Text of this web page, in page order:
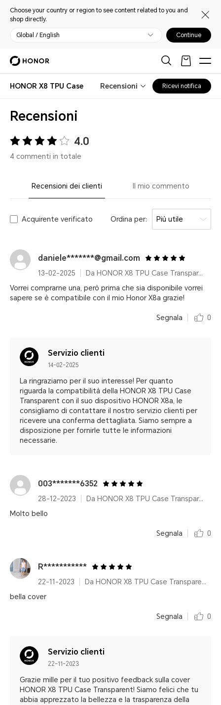
Choose your country or region to see content related to you and
shop directly.
Global / English Continue
HONOR X8 TPU Case Recensioni Ricevi notifica
Recensioni
4.0
4 commenti in totale
Recensioni dei clienti Il mio commento
Acquirente verificato Ordina per: Più utile
daniele*******@gmail.com
13-02-2025
Da HONOR X8 TPU Case Transparent
Vorrei comprarne una, però prima che sia disponibile vorrei
sapere se è compatibile con il mio Honor X8a grazie!
Segnala 0
Servizio clienti
14-02-2025
La ringraziamo per il suo interesse! Per quanto
riguarda la compatibilità della HONOR X8 TPU Case
Transparent con il suo dispositivo HONOR X8a, le
consigliamo di contattare il nostro servizio clienti per
ricevere una conferma dettagliata. Siamo sempre a
disposizione per fornirle tutte le informazioni
necessarie.
003*******6352
28-12-2023
Da HONOR X8 TPU Case Transparent
Molto bello
Segnala 0
R***********
22-11-2023
Da HONOR X8 TPU Case Transparent
bella cover
Segnala 0
Servizio clienti
22-11-2023
Grazie mille per il tuo positivo feedback sulla cover
HONOR X8 TPU Case Transparent! Siamo felici che tu
abbia apprezzato la bellezza e la trasparenza della